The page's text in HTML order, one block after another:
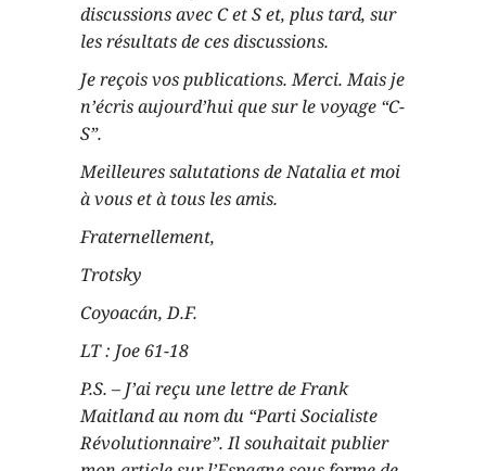
discussions avec C et S et, plus tard, sur
les résultats de ces discussions.
Je reçois vos publications. Merci. Mais je
n’écris aujourd’hui que sur le voyage “C-
S”.
Meilleures salutations de Natalia et moi
à vous et à tous les amis.
Fraternellement,
Trotsky
Coyoacán, D.F.
LT : Joe 61-18
P.S. – J’ai reçu une lettre de Frank
Maitland au nom du “Parti Socialiste
Révolutionnaire”. Il souhaitait publier